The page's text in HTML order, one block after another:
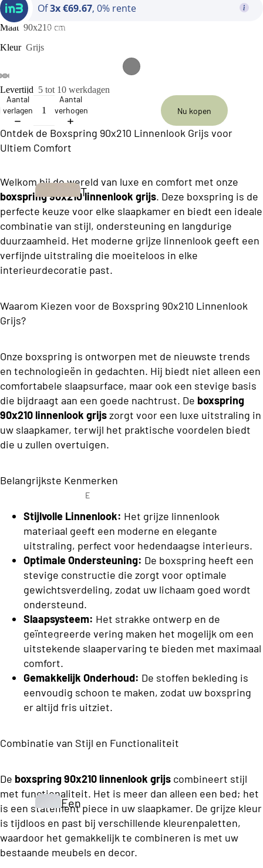
ll
e
c
ti
B
u
s
i
n
s
l
a
s
s
C
o
e
c
ti
o
n
T
h
e
K
y
C
o
e
ti
o
n
S
Bedden
T
w
e
e
p
n
s
b
e
d
n
o
f
a
b
e
d
d
n
en
S
t
a
E
n
p
e
r
s
o
n
s
B
s
p
ri
g
s
Eenperso
ons
Budget
Boxsprin
gs
Opberg Boxsprings
Een
pers
oon
s
Of3x €69.67, 0% rente
Maat 90x210 cm
Kleur Grijs
Levertijd 5 tot 10 werkdagen
Aantal
verlagen
Aantal
verhogen
Nu kopen
Ontdek de Boxspring 90x210 Linnenlook Grijs voor
Ultiem Comfort
Welkom bij de wereld van luxe en comfort met onze
boxspring 90x210 linnenlook grijs. Deze boxspring is de
perfecte keuze voor elke slaapkamer en biedt een ideale
combinatie van stijl, ondersteuning en langdurige
duurzaamheid. Het moderne grijze linnenlook geeft een
verfijnde uitstraling die moeiteloos in elke
interieurdecoratie past.
Waarom Kiezen voor de Boxspring 90x210 Linnenlook
Grijs?
Onze boxspring is ontworpen met de nieuwste trends
en technologieën in gedachten. Hij biedt niet alleen een
comfortabele slaapsurface, maar ook een stevige basis
die bijdraagt aan een goede nachtrust. De boxspring
90x210 linnenlook grijszorgt voor een luxe uitstraling in
uw slaapkamer, terwijl het praktische voordelen biedt
die u zullen overtuigen.
Belangrijkste Kenmerken
Stijlvolle Linnenlook: Het grijze linnenlook
materiaal geeft een moderne en elegante
uitstraling, perfect voor hedendaagse interieurs.
Optimale Ondersteuning: De boxspring heeft een
stevige constructie die zorgt voor optimale
gewichtsverdeling, zodat uw lichaam goed wordt
ondersteund.
Slaapsysteem: Het strakke ontwerp en de
geïntegreerde vering maken het mogelijk om een
uitstekende slaapervaring te bieden met maximaal
comfort.
Gemakkelijk Onderhoud: De stoffen bekleding is
eenvoudig schoon te maken, zodat uw boxspring
er altijd fris uitziet.
Combinatie van Stijl en Functionaliteit
De boxspring 90x210 linnenlook grijs combineert stijl
met functionaliteit. Het is meer dan alleen een bed; het
is een statement piece in uw slaapkamer. De grijze kleur
is tijdloos en past bij verschillende kleurenpaletten,
waardoor het gemakkelijk te combineren is met uw
bestaande meubels en decor.